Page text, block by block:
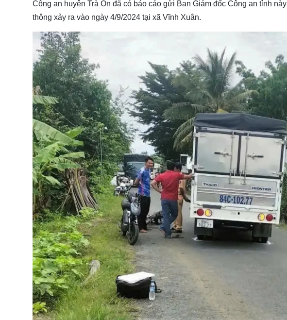
Công an huyện Trà Ôn đã có báo cáo gửi Ban Giám đốc Công an tỉnh
thông xảy ra vào ngày 4/9/2024 tại xã Vĩnh Xuân.